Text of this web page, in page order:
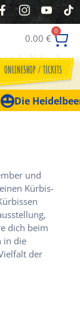
0.00€
0
ONLINESHOP / TICKETS
Die
und
Kürbis-
dich beim
in die
der